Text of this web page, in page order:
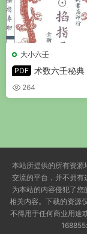
大小六壬
PDF 术数六壬秘典
指寻物》PDF 58页
264
本站所提供的所有资源
交流的平台，并不拥有
为本站的内容侵犯了
相关内容。下载的资源
不得用于任何商业用途